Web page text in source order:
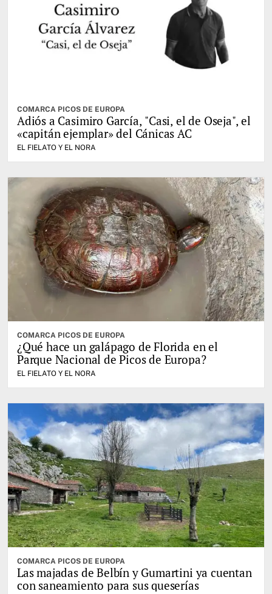
COMARCA PICOS DE EUROPA
Adiós a Casimiro García, "Casi, el de Oseja", el
«capitán ejemplar» del Cánicas AC
EL FIELATO Y EL NORA
COMARCA PICOS DE EUROPA
¿Qué hace un galápago de Florida en el
Parque Nacional de Picos de Europa?
EL FIELATO Y EL NORA
COMARCA PICOS DE EUROPA
Las majadas de Belbín y Gumartini ya cuentan
con saneamiento para sus queserías